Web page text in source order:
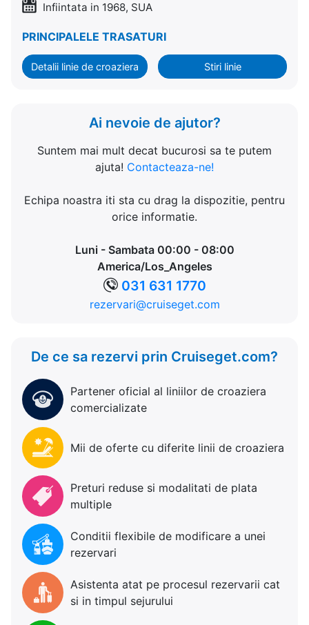
Infiintata in 1968, SUA
PRINCIPALELE TRASATURI
Detalii linie de croaziera Stiri linie
Ai nevoie de ajutor?
Suntem mai mult decat bucurosi sa te putem
ajuta! Contacteaza-ne!
Echipa noastra iti sta cu drag la dispozitie, pentru
orice informatie.
Luni - Sambata 00:00 - 08:00
America/Los_Angeles
031 631 1770
rezervari@cruiseget.com
De ce sa rezervi prin Cruiseget.com?
Partener oficial al liniilor de croaziera
comercializate
Mii de oferte cu diferite linii de croaziera
Preturi reduse si modalitati de plata
multiple
Conditii flexibile de modificare a unei
rezervari
Asistenta atat pe procesul rezervarii cat
si in timpul sejurului